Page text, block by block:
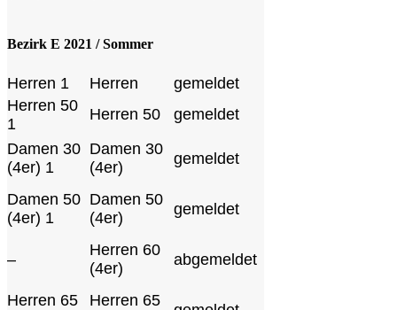
Bezirk E 2021 / Sommer
Herren 1 Herren
gemeldet
Herren 50
1
Herren 50
gemeldet
Damen 30
(4er) 1
Damen 30
(4er)
gemeldet
Damen 50
(4er) 1
Damen 50
(4er)
gemeldet
–
Herren 60
(4er)
abgemeldet
Herren 65
Herren 65